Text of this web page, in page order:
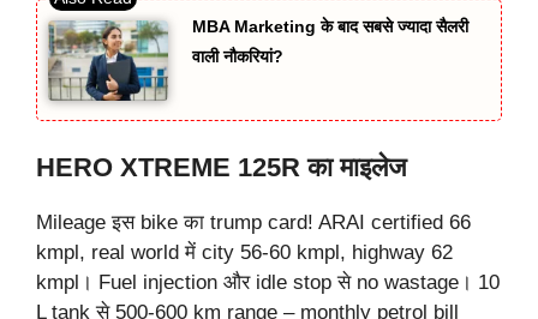
MBA Marketing के बाद सबसे ज्यादा सैलरी
वाली नौकरियां?
HERO XTREME 125R का माइलेज
Mileage इस bike का trump card! ARAI certified 66
kmpl, real world में city 56-60 kmpl, highway 62
kmpl। Fuel injection और idle stop से no wastage। 10
L tank से 500-600 km range – monthly petrol bill